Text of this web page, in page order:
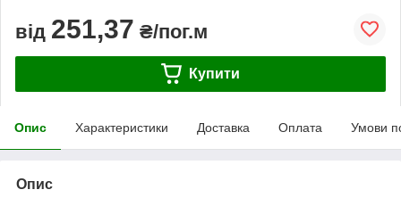
від 251,37 ₴/пог.м
Купити
Опис Характеристики Доставка Оплата Умови
Опис